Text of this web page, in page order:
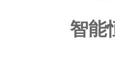
智能